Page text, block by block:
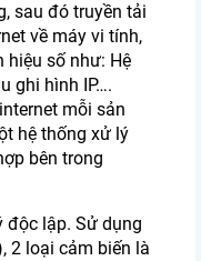
sau đó truyền tải
về máy vi tính,
hiệu số như: Hệ
ghi hình IP….
mỗi sản
hệ thống xử lý
bên trong
độc lập. Sử dụng
2 loại cảm biến là